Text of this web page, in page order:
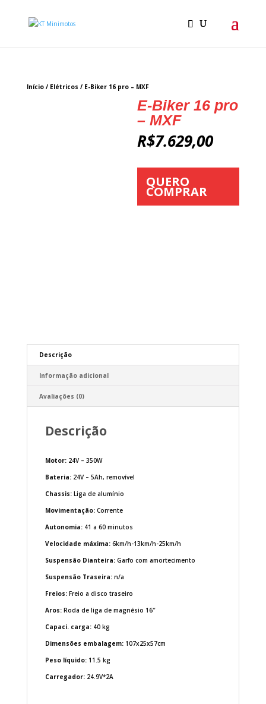
Início/ Elétricos / E-Biker 16 pro – MXF
E-Biker 16 pro
– MXF
R$7.629,00
QUERO
COMPRAR
Descrição
Informação adicional
Avaliações (0)
Descrição
Motor:24V – 350W
Bateria:24V – 5Ah, removível
Chassis:Liga de alumínio
Movimentação:Corrente
Autonomia:41 a 60 minutos
Velocidade máxima:6km/h-13km/h-25km/h
Suspensão Dianteira:Garfo com amortecimento
Suspensão Traseira:n/a
Freios:Freio a disco traseiro
Aros:Roda de liga de magnésio 16″
Capaci. carga:40 kg
Dimensões embalagem:107x25x57cm
Peso líquido:11.5 kg
Carregador:24.9V*2A